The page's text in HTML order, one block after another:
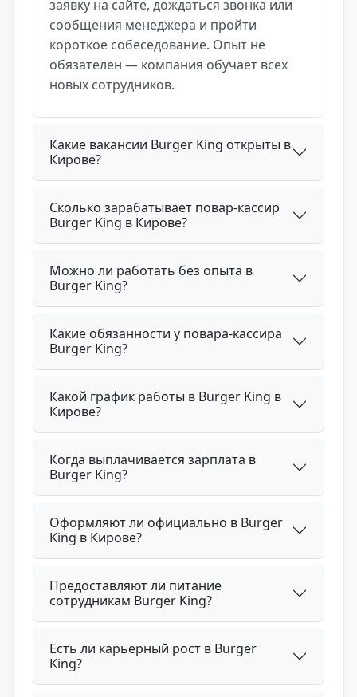
заявку на сайте, дождаться звонка или
сообщения менеджера и пройти
короткое собеседование. Опыт не
обязателен — компания обучает всех
новых сотрудников.
Какие вакансии Burger King открыты в
Кирове?
Сколько зарабатывает повар-кассир
Burger King в Кирове?
Можно ли работать без опыта в
Burger King?
Какие обязанности у повара-кассира
Burger King?
Какой график работы в Burger King в
Кирове?
Когда выплачивается зарплата в
Burger King?
Оформляют ли официально в Burger
King в Кирове?
Предоставляют ли питание
сотрудникам Burger King?
Есть ли карьерный рост в Burger
King?